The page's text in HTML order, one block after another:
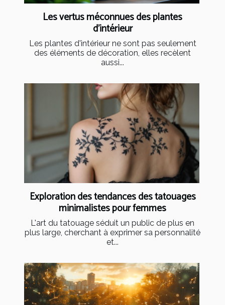
Les vertus méconnues des plantes
d'intérieur
Les plantes d'intérieur ne sont pas seulement
des éléments de décoration, elles recèlent
aussi...
Exploration des tendances des tatouages
minimalistes pour femmes
L'art du tatouage séduit un public de plus en
plus large, cherchant à exprimer sa personnalité
et...